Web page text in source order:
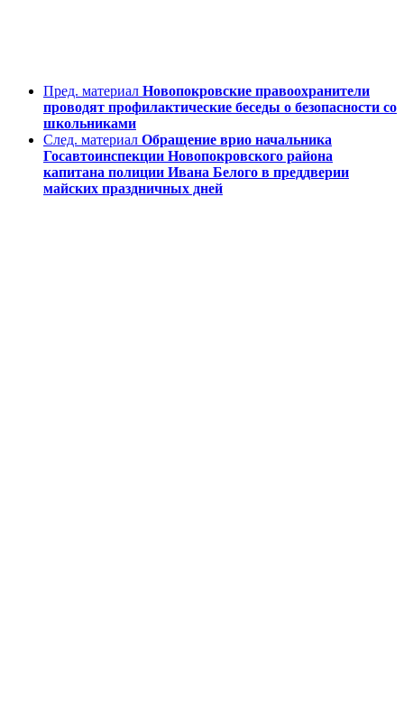
Пред. материал Новопокровские правоохранители
проводят профилактические беседы о безопасности со
школьниками
След. материал Обращение врио начальника
Госавтоинспекции Новопокровского района
капитана полиции Ивана Белого в преддверии
майских праздничных дней